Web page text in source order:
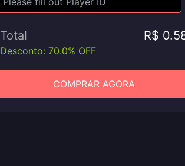
Total R$
Desconto: 70.0% OFF
COMPRAR AGORA